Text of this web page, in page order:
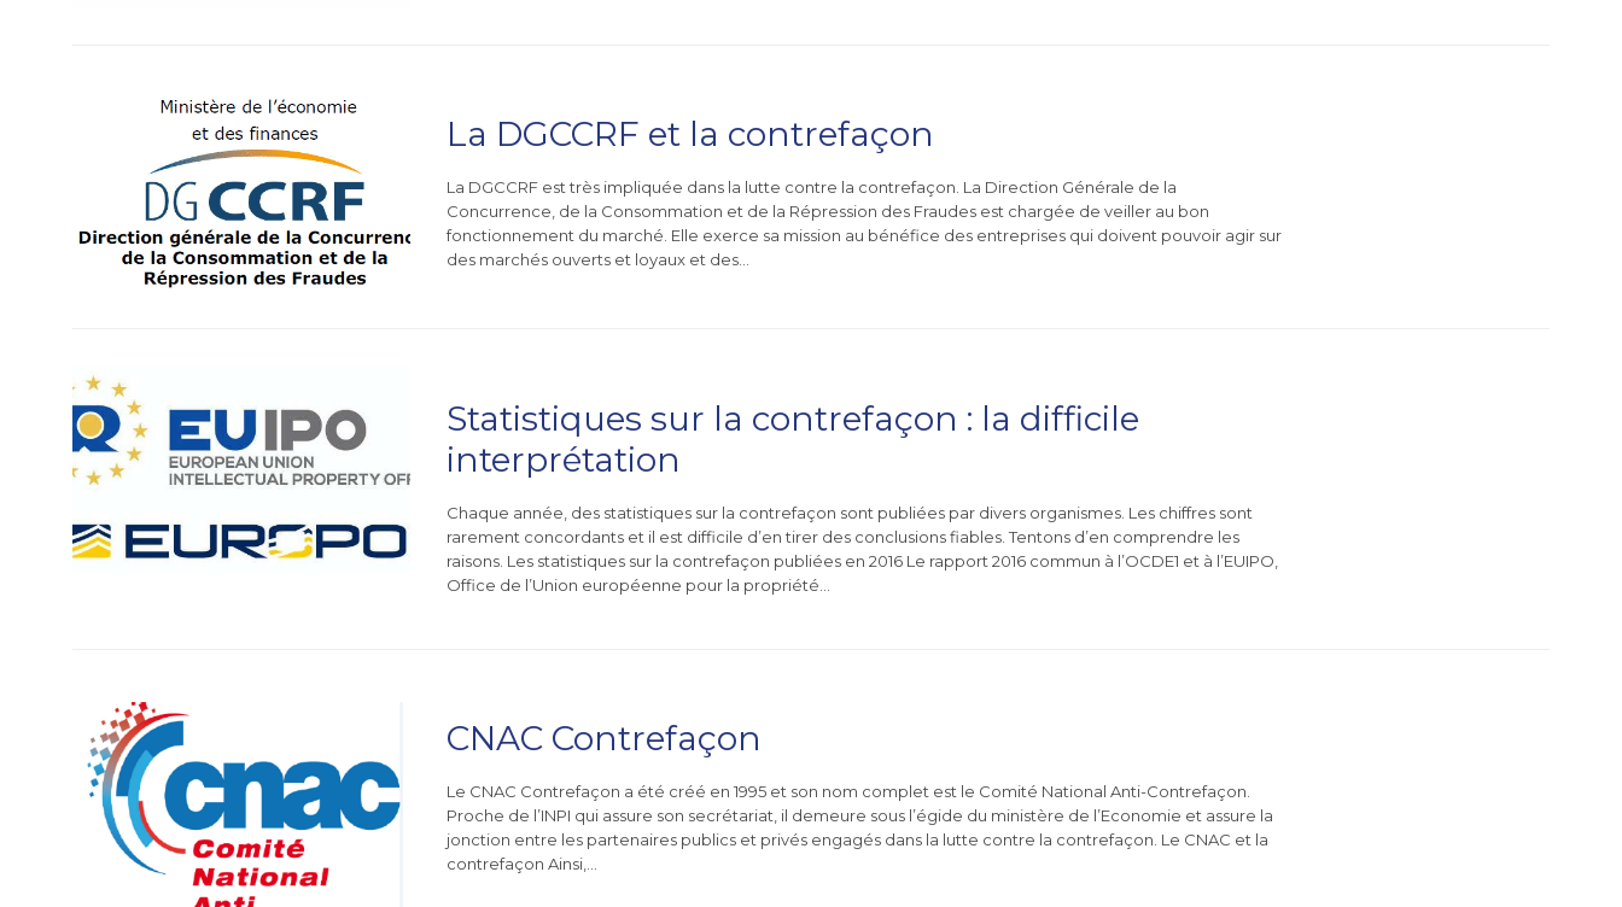
La DGCCRF et la contrefaçon
La DGCCRF est très impliquée dans la lutte contre la contrefaçon. La Direction Générale de la
Concurrence, de la Consommation et de la Répression des Fraudes est chargée de veiller au bon
fonctionnement du marché. Elle exerce sa mission au bénéfice des entreprises qui doivent pouvoir agir sur
des marchés ouverts et loyaux et des…
Statistiques sur la contrefaçon : la difficile
interprétation
Chaque année, des statistiques sur la contrefaçon sont publiées par divers organismes. Les chiffres sont
rarement concordants et il est difficile d’en tirer des conclusions fiables. Tentons d’en comprendre les
raisons. Les statistiques sur la contrefaçon publiées en 2016 Le rapport 2016 commun à l’OCDE1 et à l’EUIPO,
Office de l’Union européenne pour la propriété…
CNAC Contrefaçon
Le CNAC Contrefaçon a été créé en 1995 et son nom complet est le Comité National Anti-Contrefaçon.
Proche de l’INPI qui assure son secrétariat, il demeure sous l’égide du ministère de l’Economie et assure la
jonction entre les partenaires publics et privés engagés dans la lutte contre la contrefaçon. Le CNAC et la
contrefaçon Ainsi,…